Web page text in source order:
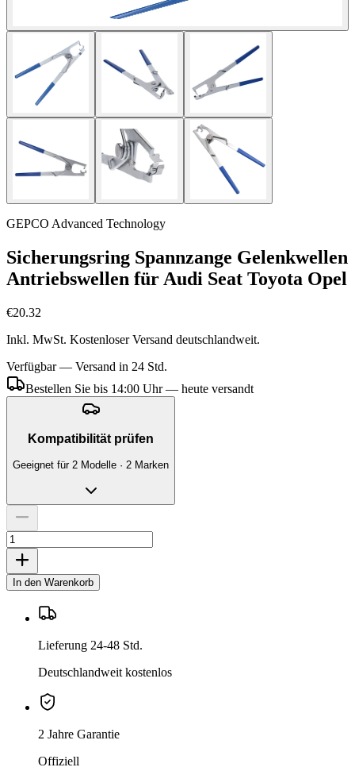
GEPCO Advanced Technology
Sicherungsring Spannzange Gelenkwellen
Antriebswellen für Audi Seat Toyota Opel
€20.32
Inkl. MwSt. Kostenloser Versand deutschlandweit.
Verfügbar — Versand in 24 Std.
Bestellen Sie bis 14:00 Uhr — heute versandt
Kompatibilität prüfen
Geeignet für 2 Modelle · 2 Marken
In den Warenkorb
Lieferung 24-48 Std.
Deutschlandweit kostenlos
2 Jahre Garantie
Offiziell